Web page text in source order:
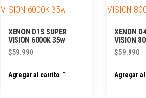
XENON D1S SUPER
VISION 6000K 35w
$59.990
Agregar al carrito
XENON
VISION
$59.990
Agregar